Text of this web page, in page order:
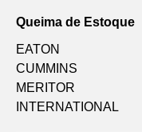
Queima de Estoque
EATON
CUMMINS
MERITOR
INTERNATIONAL